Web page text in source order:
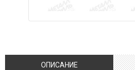
ОПИСАНИЕ